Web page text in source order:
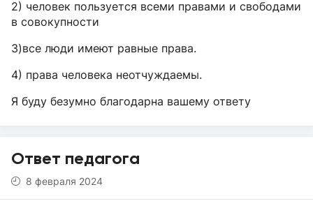
2) человек пользуется всеми правами и свободами
в совокупности
3)все люди имеют равные права.
4) права человека неотчуждаемы.
Я буду безумно благодарна вашему ответу
Ответ педагога
8 февраля 2024